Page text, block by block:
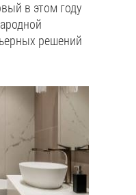
в этом году
решений